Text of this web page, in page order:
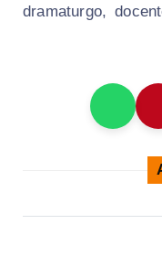
dramaturgo,